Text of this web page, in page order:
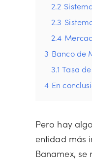
2.2
2.3
2.4
3 Banco de
3.1 Tasa
4 En
Pero hay
entidad más
Banamex,